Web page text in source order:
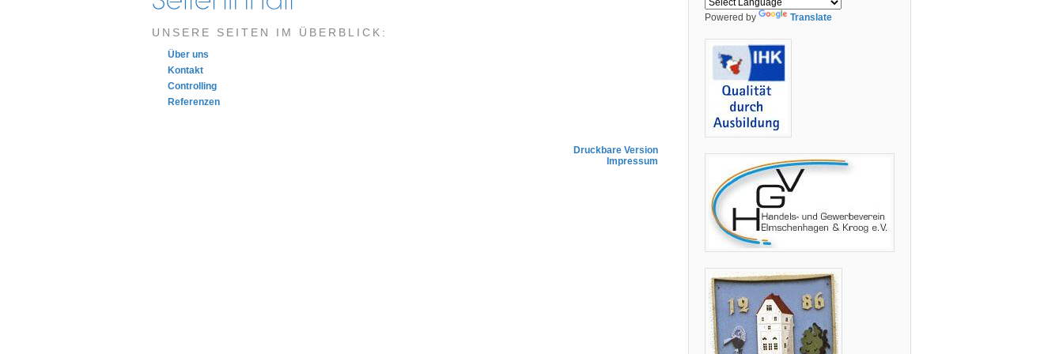
UNSERE SEITEN IM ÜBERBLICK:
Über uns
Kontakt
Controlling
Referenzen
Druckbare Version
Impressum
Powered by Translate